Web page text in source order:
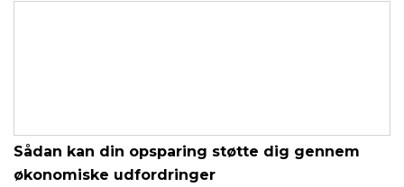
Sådan kan din opsparing støtte dig gennem
økonomiske udfordringer